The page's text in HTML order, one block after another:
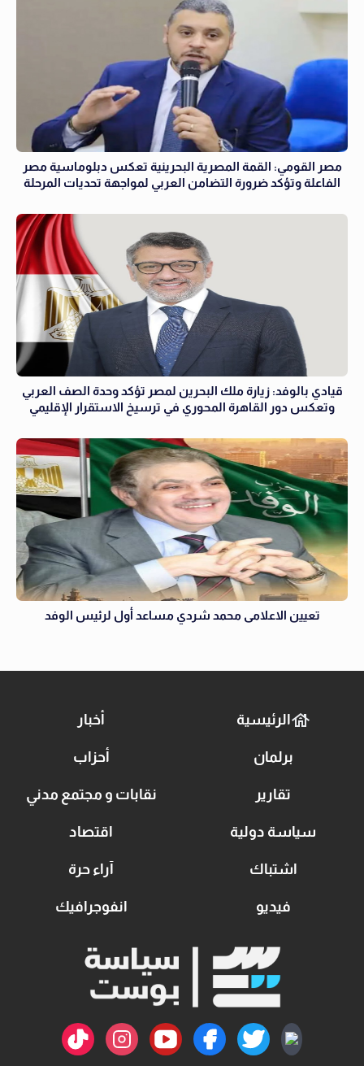
مصر القومي: القمة المصرية البحرينية تعكس دبلوماسية مصر
الفاعلة وتؤكد ضرورة التضامن العربي لمواجهة تحديات المرحلة
قيادي بالوفد: زيارة ملك البحرين لمصر تؤكد وحدة الصف العربي
وتعكس دور القاهرة المحوري في ترسيخ الاستقرار الإقليمي
تعيين الاعلامى محمد شردي مساعد أول لرئيس الوفد
الرئيسية أخبار
برلمان أحزاب
تقارير نقابات و مجتمع مدني
سياسة دولية اقتصاد
اشتباك آراء حرة
فيديو انفوجرافيك